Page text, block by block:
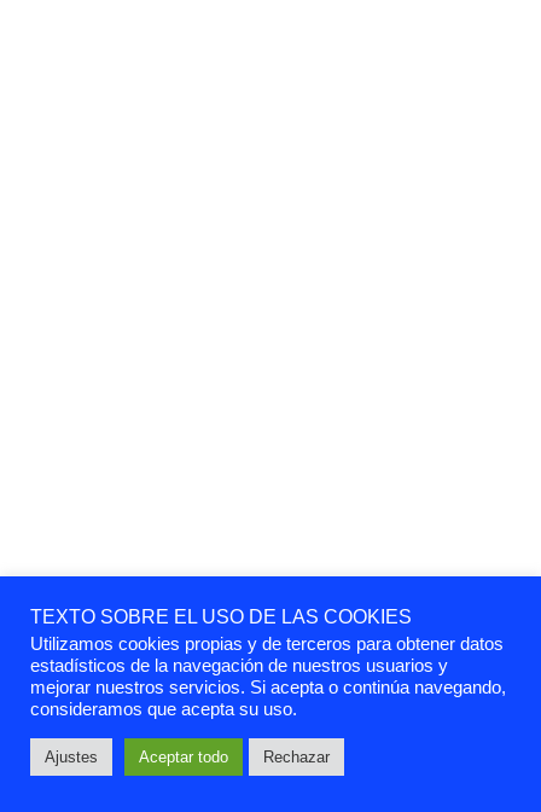
TEXTO SOBRE EL USO DE LAS COOKIES
Utilizamos cookies propias y de terceros para obtener datos
estadísticos de la navegación de nuestros usuarios y
mejorar nuestros servicios. Si acepta o continúa navegando,
consideramos que acepta su uso.
Ajustes Aceptar todo Rechazar